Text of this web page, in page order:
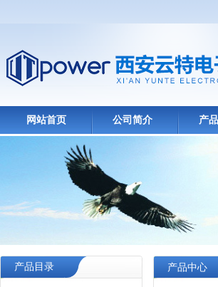
网站首页 公司简介 产
产品目录 产品中心